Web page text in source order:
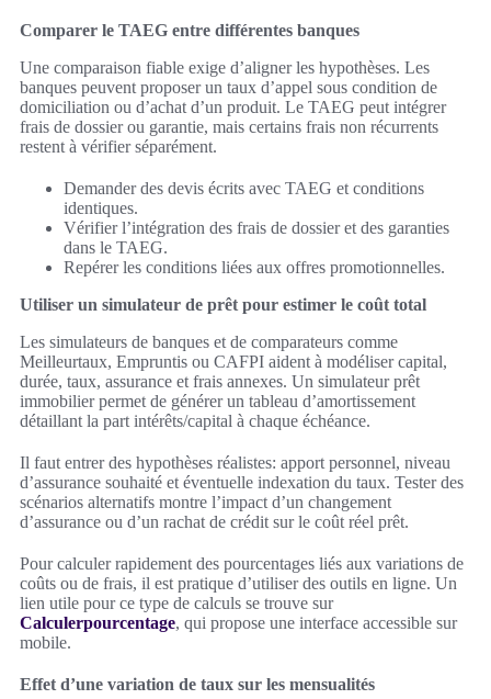
Comparer le TAEG entre différentes banques
Une comparaison fiable exige d’aligner les hypothèses. Les
banques peuvent proposer un taux d’appel sous condition de
domiciliation ou d’achat d’un produit. Le TAEG peut intégrer
frais de dossier ou garantie, mais certains frais non récurrents
restent à vérifier séparément.
Demander des devis écrits avec TAEG et conditions
identiques.
Vérifier l’intégration des frais de dossier et des garanties
dans le TAEG.
Repérer les conditions liées aux offres promotionnelles.
Utiliser un simulateur de prêt pour estimer le coût total
Les simulateurs de banques et de comparateurs comme
Meilleurtaux, Empruntis ou CAFPI aident à modéliser capital,
durée, taux, assurance et frais annexes. Un simulateur prêt
immobilier permet de générer un tableau d’amortissement
détaillant la part intérêts/capital à chaque échéance.
Il faut entrer des hypothèses réalistes: apport personnel, niveau
d’assurance souhaité et éventuelle indexation du taux. Tester des
scénarios alternatifs montre l’impact d’un changement
d’assurance ou d’un rachat de crédit sur le coût réel prêt.
Pour calculer rapidement des pourcentages liés aux variations de
coûts ou de frais, il est pratique d’utiliser des outils en ligne. Un
lien utile pour ce type de calculs se trouve sur
Calculerpourcentage, qui propose une interface accessible sur
mobile.
Effet d’une variation de taux sur les mensualités